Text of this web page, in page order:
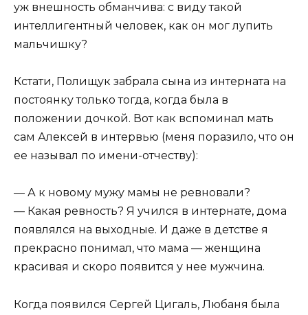
уж внешность обманчива: с виду такой
интеллигентный человек, как он мог лупить
мальчишку?
Кстати, Полищук забрала сына из интерната на
постоянку только тогда, когда была в
положении дочкой. Вот как вспоминал мать
сам Алексей в интервью (меня поразило, что он
ее называл по имени-отчеству):
— А к новому мужу мамы не ревновали?
— Какая ревность? Я учился в интернате, дома
появлялся на выходные. И даже в детстве я
прекрасно понимал, что мама — женщина
красивая и скоро появится у нее мужчина.
Когда появился Сергей Цигаль, Любаня была